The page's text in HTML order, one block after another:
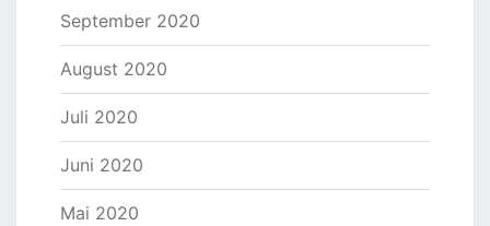
September 2020
August 2020
Juli 2020
Juni 2020
Mai 2020